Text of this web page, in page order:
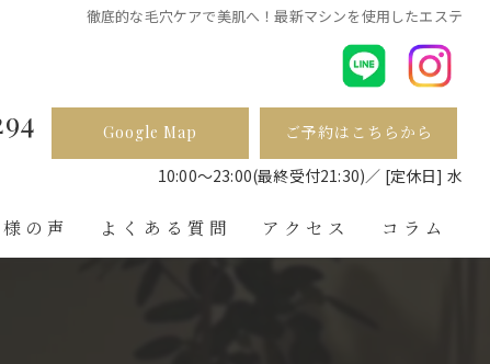
徹底的な毛穴ケアで美肌へ！最新マシンを使用したエステ
Google Map ご予約はこちらから
10:00〜23:00(最終受付21:30)／ [定休日] 水
の声 よくある質問 アクセス コラム